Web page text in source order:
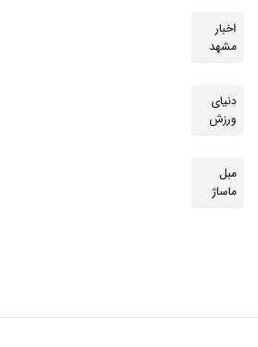
اخبار
مشهد
دنیای
ورزش
مبل
ماساژ